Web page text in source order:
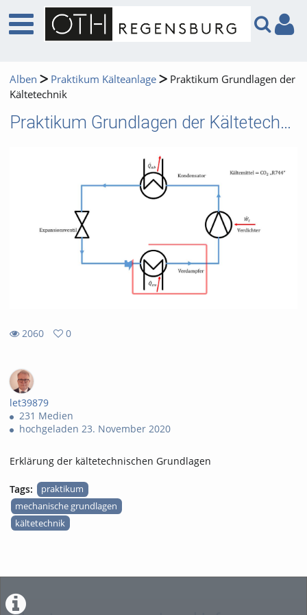
Alben Praktikum Kälteanlage
Praktikum Grundlagen der
Kältetechnik
Praktikum Grundlagen der Kältetechnik
2060
0
let39879
231 Medien
hochgeladen 23. November 2020
Erklärung der kältetechnischen Grundlagen
Tags:
praktikum
mechanische grundlagen
kältetechnik